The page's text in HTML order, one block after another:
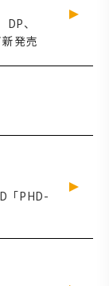
、
発売
「PHD-